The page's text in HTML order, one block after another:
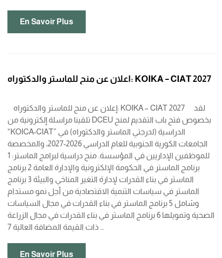
En Savoir Plus
اعلان عن منح للماستر والدكتوراه: KOIKA – CIAT 2027
تلقينا مراسلة إلكترونية من DCEU بخصوص فتح باب التقديم لمنح
“KOICA-CIAT” الدراسية (لدرجتي الماستر والدكتوراه) في
الجامعات الكورية الجنوبية للعام الدراسي 2026-2027، والمخصصة
للموظفين الإداريين في المؤسسة. منح دراسية لبرامج الماستر: 1
برنامج الماستر في الحكومة الإلكترونية والإدارة العامة 2 برنامج
الماستر في بناء القدرات لإدارة التغير المناخي والبيئة 3 برنامج
الماستر في سياسات التنمية الاقتصادية من أجل نمو مستدام
وشامل 5 برنامج الماستر في بناء القدرات في مجال السياسات
الصحية وتمويلها 6 برنامج الماستر في بناء القدرات في مجال الزراعة
ذات القيمة المضافة العالية 7 …
En Savoir Plus